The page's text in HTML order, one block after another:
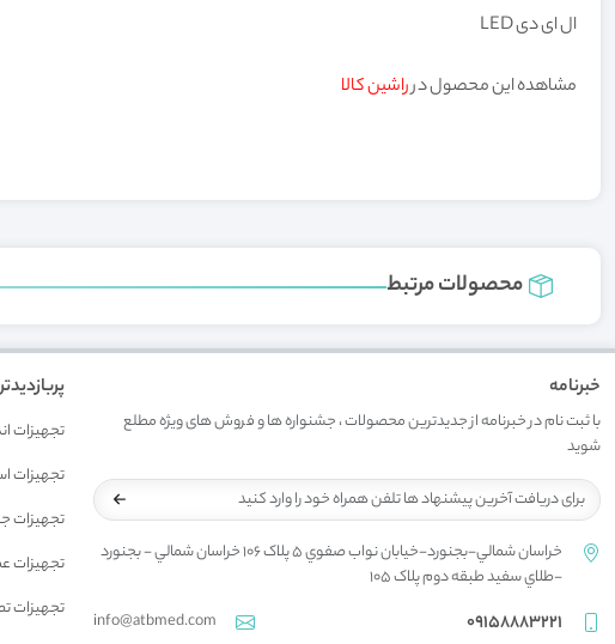
ال ای دی LED
مشاهده این محصول درراشین کالا
محصولات مرتبط
خبرنامه
با ثبت نام در خبرنامه از جدیدترین محصولات ، جشنواره ها و فروش های ویژه مطلع
شوید
خراسان شمالي-بجنورد-خيابان نواب صفوي 5 پلاک 106 خراسان شمالي - بجنورد
-طلاي سفيد طبقه دوم پلاک 105
09158883221
info@atbmed.com
تجهیزات
تجهیزات
تجهیزات
تجهیزات
تجهیزات